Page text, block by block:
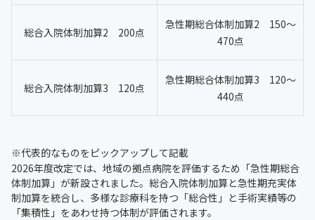
総合入院体制加算2 200点
急性期総合体制加算2 150～
470点
総合入院体制加算3 120点
急性期総合体制加算3 120～
440点
※代表的なものをピックアップして記載
2026年度改定では、地域の拠点病院を評価するため「急性期総合
体制加算」が新設されました。総合入院体制加算と急性期充実体
制加算を統合し、多様な診療科を持つ「総合性」と手術実績等の
「集積性」をあわせ持つ体制が評価されます。